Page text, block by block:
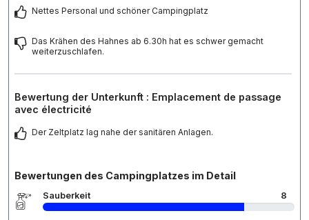
Nettes Personal und schöner Campingplatz
Das Krähen des Hahnes ab 6.30h hat es schwer gemacht
weiterzuschlafen.
Bewertung der Unterkunft : Emplacement de passage
avec électricité
Der Zeltplatz lag nahe der sanitären Anlagen.
Bewertungen des Campingplatzes im Detail
Sauberkeit 8